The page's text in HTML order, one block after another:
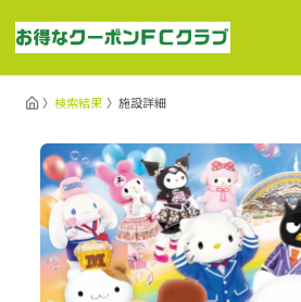
検索結果 施設詳細